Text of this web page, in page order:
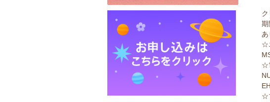
期
☆
☆
☆